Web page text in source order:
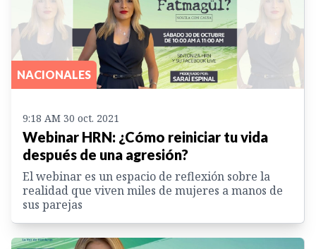
NACIONALES
9:18 AM 30 oct. 2021
Webinar HRN: ¿Cómo reiniciar tu vida
después de una agresión?
El webinar es un espacio de reflexión sobre la
realidad que viven miles de mujeres a manos de
sus parejas